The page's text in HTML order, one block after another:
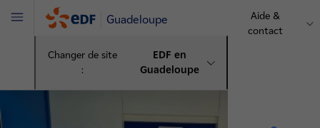
Guadeloupe
Changer de site
:
EDF en
Guadeloupe
Aide &
contact
Menu